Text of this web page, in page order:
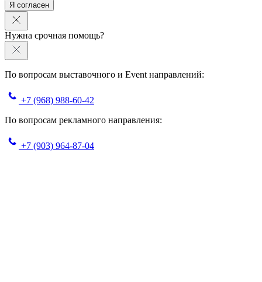
Я согласен
Нужна срочная помощь?
По вопросам выставочного и Event направлений:
+7 (968) 988-60-42
По вопросам рекламного направления:
+7 (903) 964-87-04